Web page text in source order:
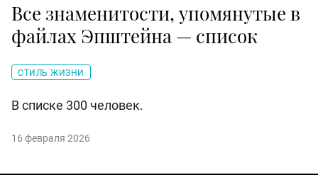
Все знаменитости, упомянутые в
файлах Эпштейна — список
СТИЛЬ ЖИЗНИ
В списке 300 человек.
16 февраля 2026